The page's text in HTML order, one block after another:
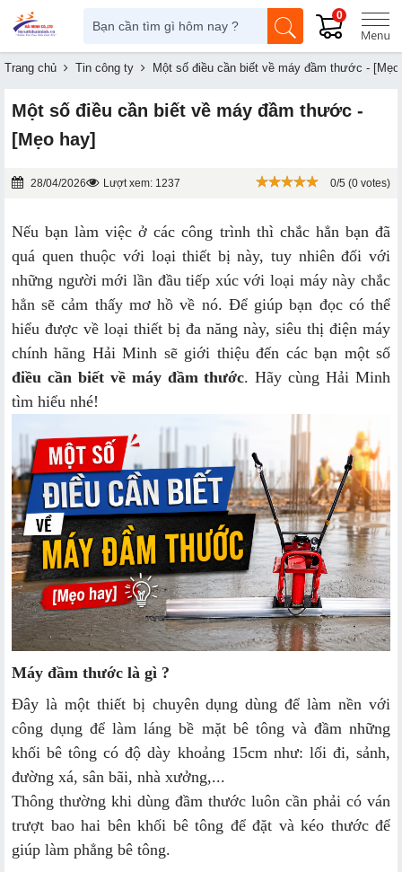
0
Trang chủ Tin công ty Một số điều cần biết về máy đầm thước - [Mẹo
Một số điều cần biết về máy đầm thước -
[Mẹo hay]
28/04/2026 Lượt xem: 1237 0/5 (0 votes)
Nếu bạn làm việc ở các công trình thì chắc hẳn bạn đã
quá quen thuộc với loại thiết bị này, tuy nhiên đối với
những người mới lần đầu tiếp xúc với loại máy này chắc
hẳn sẽ cảm thấy mơ hồ về nó. Để giúp bạn đọc có thể
hiểu được về loại thiết bị đa năng này, siêu thị điện máy
chính hãng Hải Minh sẽ giới thiệu đến các bạn một số
điều cần biết về máy đầm thước. Hãy cùng Hải Minh
tìm hiểu nhé!
Máy đầm thước là gì ?
Đây là một thiết bị chuyên dụng dùng để làm nền với
công dụng để làm láng bề mặt bê tông và đầm những
khối bê tông có độ dày khoảng 15cm như: lối đi, sảnh,
đường xá, sân bãi, nhà xưởng,...
Thông thường khi dùng đầm thước luôn cần phải có ván
trượt bao hai bên khối bê tông để đặt và kéo thước để
giúp làm phẳng bê tông.